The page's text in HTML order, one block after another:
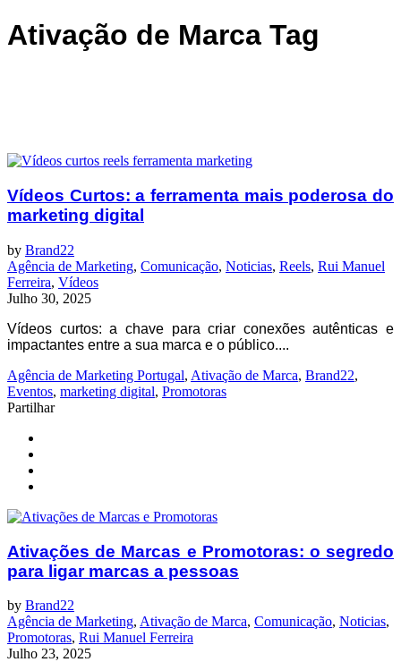
Ativação de Marca Tag
Vídeos Curtos: a ferramenta mais poderosa do
marketing digital
by Brand22
Agência de Marketing, Comunicação, Noticias, Reels, Rui Manuel
Ferreira, Vídeos
Julho 30, 2025
Vídeos curtos: a chave para criar conexões autênticas e
impactantes entre a sua marca e o público....
Agência de Marketing Portugal, Ativação de Marca, Brand22,
Eventos, marketing digital, Promotoras
Partilhar
Ativações de Marcas e Promotoras: o segredo
para ligar marcas a pessoas
by Brand22
Agência de Marketing, Ativação de Marca, Comunicação, Noticias,
Promotoras, Rui Manuel Ferreira
Julho 23, 2025